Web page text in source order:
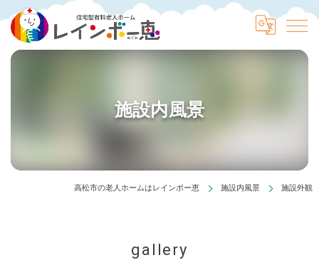
施設内風景
高松市の老人ホームはレインボー恵 施設内風景 施設外観
gallery